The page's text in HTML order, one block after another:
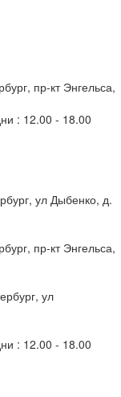
пр-кт Энгельса,
: 12.00 - 18.00
ул Дыбенко, д.
пр-кт Энгельса,
ул
: 12.00 - 18.00